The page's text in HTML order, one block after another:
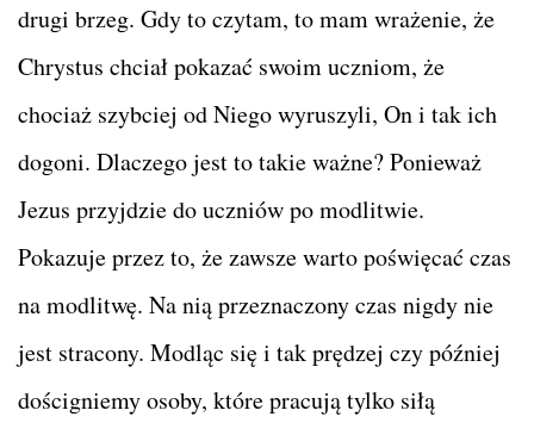
drugi brzeg. Gdy to czytam, to mam wrażenie, że
Chrystus chciał pokazać swoim uczniom, że
chociaż szybciej od Niego wyruszyli, On i tak ich
dogoni. Dlaczego jest to takie ważne? Ponieważ
Jezus przyjdzie do uczniów po modlitwie.
Pokazuje przez to, że zawsze warto poświęcać czas
na modlitwę. Na nią przeznaczony czas nigdy nie
jest stracony. Modląc się i tak prędzej czy później
dościgniemy osoby, które pracują tylko siłą